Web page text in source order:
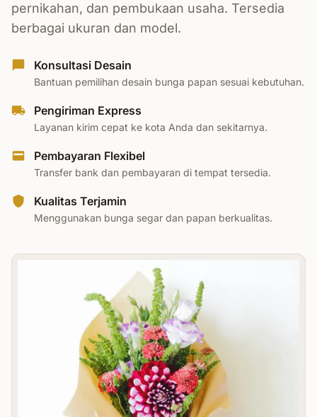
pernikahan, dan pembukaan usaha. Tersedia
berbagai ukuran dan model.
Konsultasi Desain
Bantuan pemilihan desain bunga papan sesuai kebutuhan.
Pengiriman Express
Layanan kirim cepat ke kota Anda dan sekitarnya.
Pembayaran Flexibel
Transfer bank dan pembayaran di tempat tersedia.
Kualitas Terjamin
Menggunakan bunga segar dan papan berkualitas.